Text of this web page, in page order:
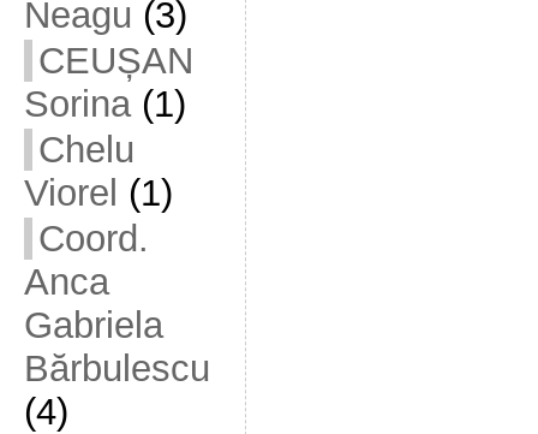
Neagu (3)
CEUȘAN
Sorina(1)
Chelu
Viorel (1)
Coord.
Anca
Gabriela
Bărbulescu
(4)